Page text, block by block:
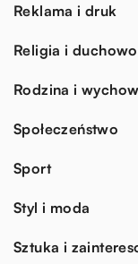
Reklama i druk
Religia i
Rodzina i
Społeczeństwo
Sport
Styl i moda
Sztuka i